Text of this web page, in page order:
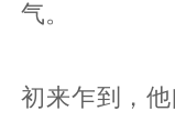
气。
初来乍到，